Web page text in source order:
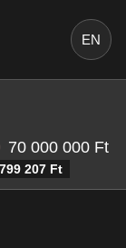
EN
207 Ft
70 000 000 Ft